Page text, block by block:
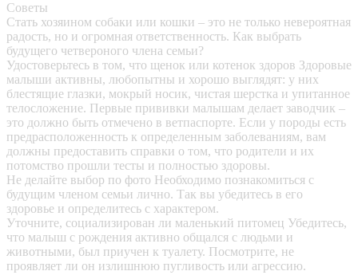
Советы
Стать хозяином собаки или кошки – это не только невероятная
радость, но и огромная ответственность. Как выбрать
будущего четвероного члена семьи?
Удостоверьтесь в том, что щенок или котенок здоров Здоровые
малыши активны, любопытны и хорошо выглядят: у них
блестящие глазки, мокрый носик, чистая шерстка и упитанное
телосложение. Первые прививки малышам делает заводчик –
это должно быть отмечено в ветпаспорте. Если у породы есть
предрасположенность к определенным заболеваниям, вам
должны предоставить справки о том, что родители и их
потомство прошли тесты и полностью здоровы.
Не делайте выбор по фото Необходимо познакомиться с
будущим членом семьи лично. Так вы убедитесь в его
здоровье и определитесь с характером.
Уточните, социализирован ли маленький питомец Убедитесь,
что малыш с рождения активно общался с людьми и
животными, был приучен к туалету. Посмотрите, не
проявляет ли он излишнюю пугливость или агрессию.